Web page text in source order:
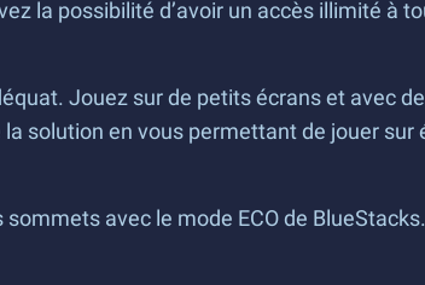
la possibilité d’avoir un accès illimité à
Jouez sur de petits écrans et avec
solution en vous permettant de jouer
avec le mode ECO de